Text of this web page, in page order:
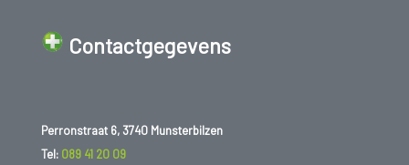
Contactgegevens
Perronstraat 6, 3740 Munsterbilzen
Tel: 089 41 20 09